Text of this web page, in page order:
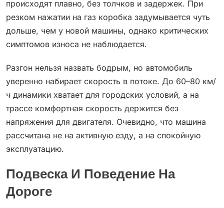
происходят плавно, без толчков и задержек. При
резком нажатии на газ коробка задумывается чуть
дольше, чем у новой машины, однако критических
симптомов износа не наблюдается.
Разгон нельзя назвать бодрым, но автомобиль
уверенно набирает скорость в потоке. До 60–80 км/
ч динамики хватает для городских условий, а на
трассе комфортная скорость держится без
напряжения для двигателя. Очевидно, что машина
рассчитана не на активную езду, а на спокойную
эксплуатацию.
Подвеска И Поведение На
Дороге